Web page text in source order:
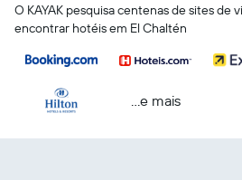
O KAYAK pesquisa centenas de sites de
encontrar hotéis em El Chaltén
...e mais